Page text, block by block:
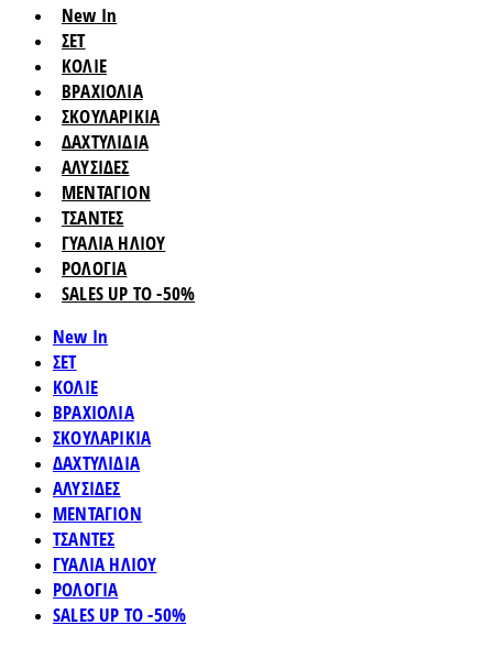
New In
ΣΕΤ
ΚΟΛΙΕ
ΒΡΑΧΙΟΛΙΑ
ΣΚΟΥΛΑΡΙΚΙΑ
ΔΑΧΤΥΛΙΔΙΑ
ΑΛΥΣΙΔΕΣ
ΜΕΝΤΑΓΙΟΝ
ΤΣΑΝΤΕΣ
ΓΥΑΛΙΑ ΗΛΙΟΥ
ΡΟΛΟΓΙΑ
SALES UP TO -50%
New In
ΣΕΤ
ΚΟΛΙΕ
ΒΡΑΧΙΟΛΙΑ
ΣΚΟΥΛΑΡΙΚΙΑ
ΔΑΧΤΥΛΙΔΙΑ
ΑΛΥΣΙΔΕΣ
ΜΕΝΤΑΓΙΟΝ
ΤΣΑΝΤΕΣ
ΓΥΑΛΙΑ ΗΛΙΟΥ
ΡΟΛΟΓΙΑ
SALES UP TO -50%